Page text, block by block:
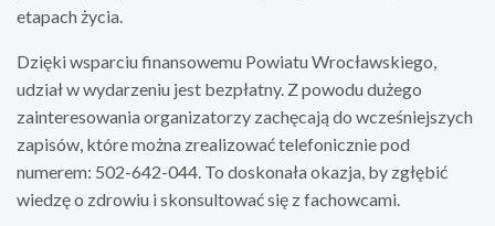
etapach życia.
Dzięki wsparciu finansowemu Powiatu Wrocławskiego,
udział w wydarzeniu jest bezpłatny. Z powodu dużego
zainteresowania organizatorzy zachęcają do wcześniejszych
zapisów, które można zrealizować telefonicznie pod
numerem: 502-642-044. To doskonała okazja, by zgłębić
wiedzę o zdrowiu i skonsultować się z fachowcami.